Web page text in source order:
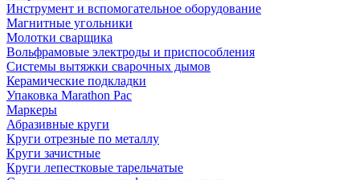
Инструмент и вспомогательное оборудование
Магнитные угольники
Молотки сварщика
Вольфрамовые электроды и приспособления
Системы вытяжки сварочных дымов
Керамические подкладки
Упаковка Marathon Pac
Маркеры
Абразивные круги
Круги отрезные по металлу
Круги зачистные
Круги лепестковые тарельчатые